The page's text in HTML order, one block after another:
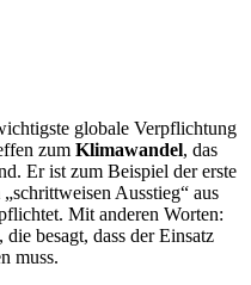
globale Verpflichtung
zum Klimawandel, das
Er ist zum Beispiel der erste
Ausstieg“ aus
Mit anderen Worten:
besagt, dass der Einsatz
muss.